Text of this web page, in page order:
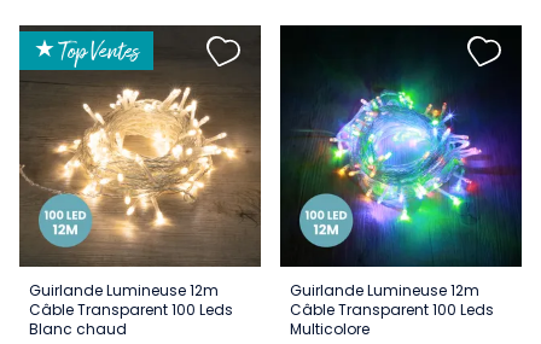
Guirlande Lumineuse 12m
Câble Transparent 100 Leds
Blanc chaud
★ Top Ventes
Guirlande Lumineuse 12m
Câble Transparent 100 Leds
Multicolore